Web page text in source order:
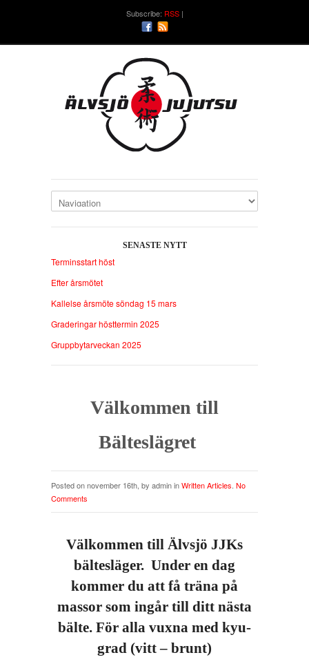
Subscribe: RSS
SENASTE NYTT
Terminsstart höst
Efter årsmötet
Kallelse årsmöte söndag 15 mars
Graderingar hösttermin 2025
Gruppbytarveckan 2025
Välkommen till
Bälteslägret
Posted on november 16th, by admin inWritten Articles No
Comments
Välkommen till Älvsjö JJKs
bältesläger. Under en dag
kommer du att få träna på
massor som ingår till ditt nästa
bälte. För alla vuxna med kyu-
grad (vitt – brunt)